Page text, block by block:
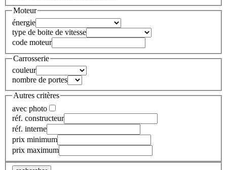
Moteur
énergie
type de boite de vitesse
code moteur
Carrosserie
couleur
nombre de portes
Autres critères
avec photo
réf. constructeur
réf. interne
prix minimum
prix maximum